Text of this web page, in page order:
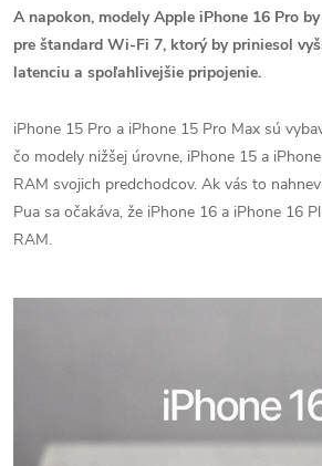
A napokon, modely Apple iPhone 16 Pro
pre štandard Wi-Fi 7, ktorý by priniesol
latenciu a spoľahlivejšie pripojenie.
iPhone 15 Pro a iPhone 15 Pro Max sú
čo modely nižšej úrovne, iPhone 15 a
RAM svojich predchodcov. Ak vás to
Pua sa očakáva, že iPhone 16 a iPhone 16
RAM.